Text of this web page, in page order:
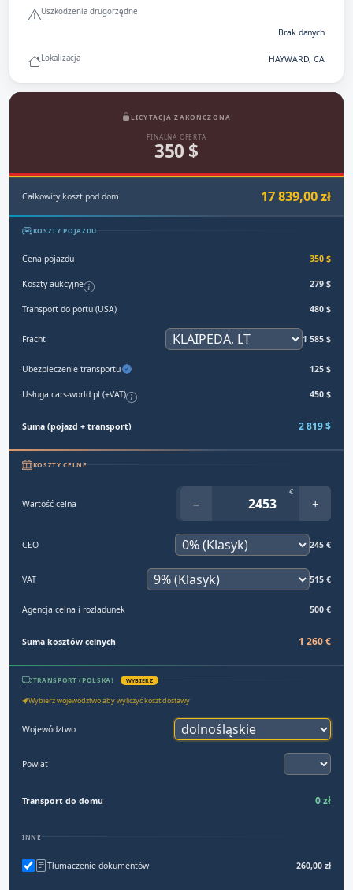
Uszkodzenia drugorzędne
Brak danych
Lokalizacja HAYWARD, CA
LICYTACJA ZAKOŃCZONA
FINALNA OFERTA
350 $
Całkowity koszt pod dom 17 839,00 zł
KOSZTY POJAZDU
Cena pojazdu 350 $
Koszty aukcyjne 279 $
Transport do portu (USA) 480 $
Fracht 1 585 $
Ubezpieczenie transportu 125 $
Usługa cars-world.pl (+VAT) 450 $
Suma (pojazd + transport) 2 819 $
KOSZTY CELNE
Wartość celna −
€
+
CŁO 245 €
VAT 515 €
Agencja celna i rozładunek 500 €
Suma kosztów celnych 1 260 €
TRANSPORT (POLSKA) WYBIERZ
Wybierz województwo aby wyliczyć koszt dostawy
Województwo
Powiat
Transport do domu 0 zł
INNE
Tłumaczenie dokumentów 260,00 zł